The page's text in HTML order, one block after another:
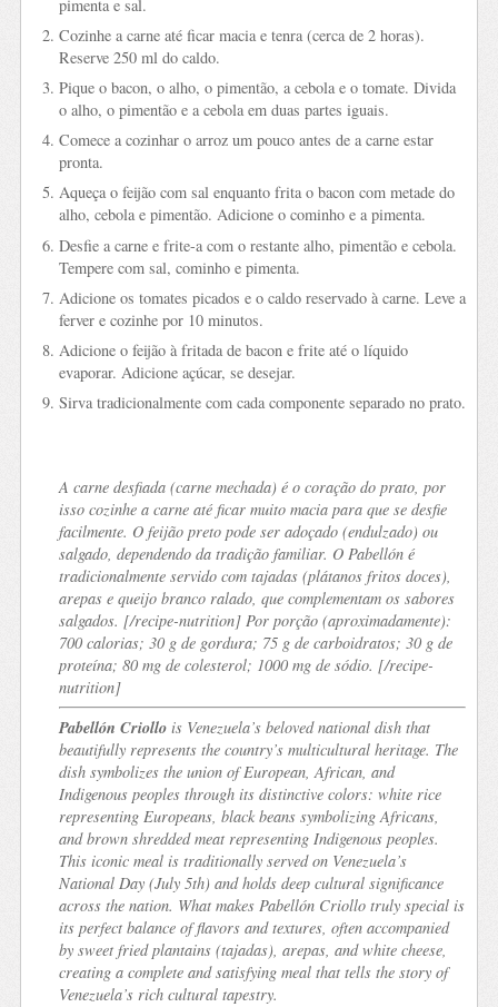
pimenta e sal.
Cozinhe a carne até ficar macia e tenra (cerca de 2 horas).
Reserve 250 ml do caldo.
Pique o bacon, o alho, o pimentão, a cebola e o tomate. Divida
o alho, o pimentão e a cebola em duas partes iguais.
Comece a cozinhar o arroz um pouco antes de a carne estar
pronta.
Aqueça o feijão com sal enquanto frita o bacon com metade do
alho, cebola e pimentão. Adicione o cominho e a pimenta.
Desfie a carne e frite-a com o restante alho, pimentão e cebola.
Tempere com sal, cominho e pimenta.
Adicione os tomates picados e o caldo reservado à carne. Leve a
ferver e cozinhe por 10 minutos.
Adicione o feijão à fritada de bacon e frite até o líquido
evaporar. Adicione açúcar, se desejar.
Sirva tradicionalmente com cada componente separado no prato.
A carne desfiada (carne mechada) é o coração do prato, por
isso cozinhe a carne até ficar muito macia para que se desfie
facilmente. O feijão preto pode ser adoçado (endulzado) ou
salgado, dependendo da tradição familiar. O Pabellón é
tradicionalmente servido com tajadas(plátanos fritos doces),
arepase queijo branco ralado, que complementam os sabores
salgados. [/recipe-nutrition] Por porção (aproximadamente):
700 calorias; 30 g de gordura; 75 g de carboidratos; 30 g de
proteína; 80 mg de colesterol; 1000 mg de sódio. [/recipe-
nutrition]
Pabellón Criollois Venezuela’s beloved national dish that
beautifully represents the country’s multicultural heritage. The
dish symbolizes the union of European, African, and
Indigenous peoples through its distinctive colors: white rice
representing Europeans, black beans symbolizing Africans,
and brown shredded meat representing Indigenous peoples.
This iconic meal is traditionally served on Venezuela’s
National Day (July 5th) and holds deep cultural significance
across the nation. What makes Pabellón Criollo truly special is
its perfect balance of flavors and textures, often accompanied
by sweet fried plantains (tajadas), arepas, and white cheese,
creating a complete and satisfying meal that tells the story of
Venezuela’s rich cultural tapestry.